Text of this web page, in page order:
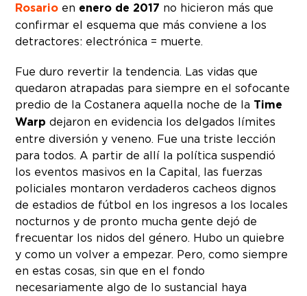
Rosario en enero de 2017 no hicieron más que
confirmar el esquema que más conviene a los
detractores: electrónica = muerte.
Fue duro revertir la tendencia. Las vidas que
quedaron atrapadas para siempre en el sofocante
predio de la Costanera aquella noche de la Time
Warp dejaron en evidencia los delgados límites
entre diversión y veneno. Fue una triste lección
para todos. A partir de allí la política suspendió
los eventos masivos en la Capital, las fuerzas
policiales montaron verdaderos cacheos dignos
de estadios de fútbol en los ingresos a los locales
nocturnos y de pronto mucha gente dejó de
frecuentar los nidos del género. Hubo un quiebre
y como un volver a empezar. Pero, como siempre
en estas cosas, sin que en el fondo
necesariamente algo de lo sustancial haya